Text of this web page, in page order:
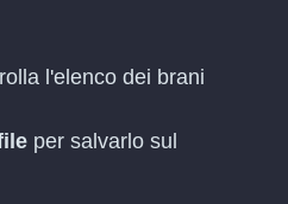
l'elenco dei brani
per salvarlo sul